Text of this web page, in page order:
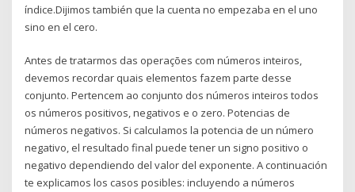
índice.Dijimos también que la cuenta no empezaba en el uno
sino en el cero.
Antes de tratarmos das operações com números inteiros,
devemos recordar quais elementos fazem parte desse
conjunto. Pertencem ao conjunto dos números inteiros todos
os números positivos, negativos e o zero. Potencias de
números negativos. Si calculamos la potencia de un número
negativo, el resultado final puede tener un signo positivo o
negativo dependiendo del valor del exponente. A continuación
te explicamos los casos posibles: incluyendo a números